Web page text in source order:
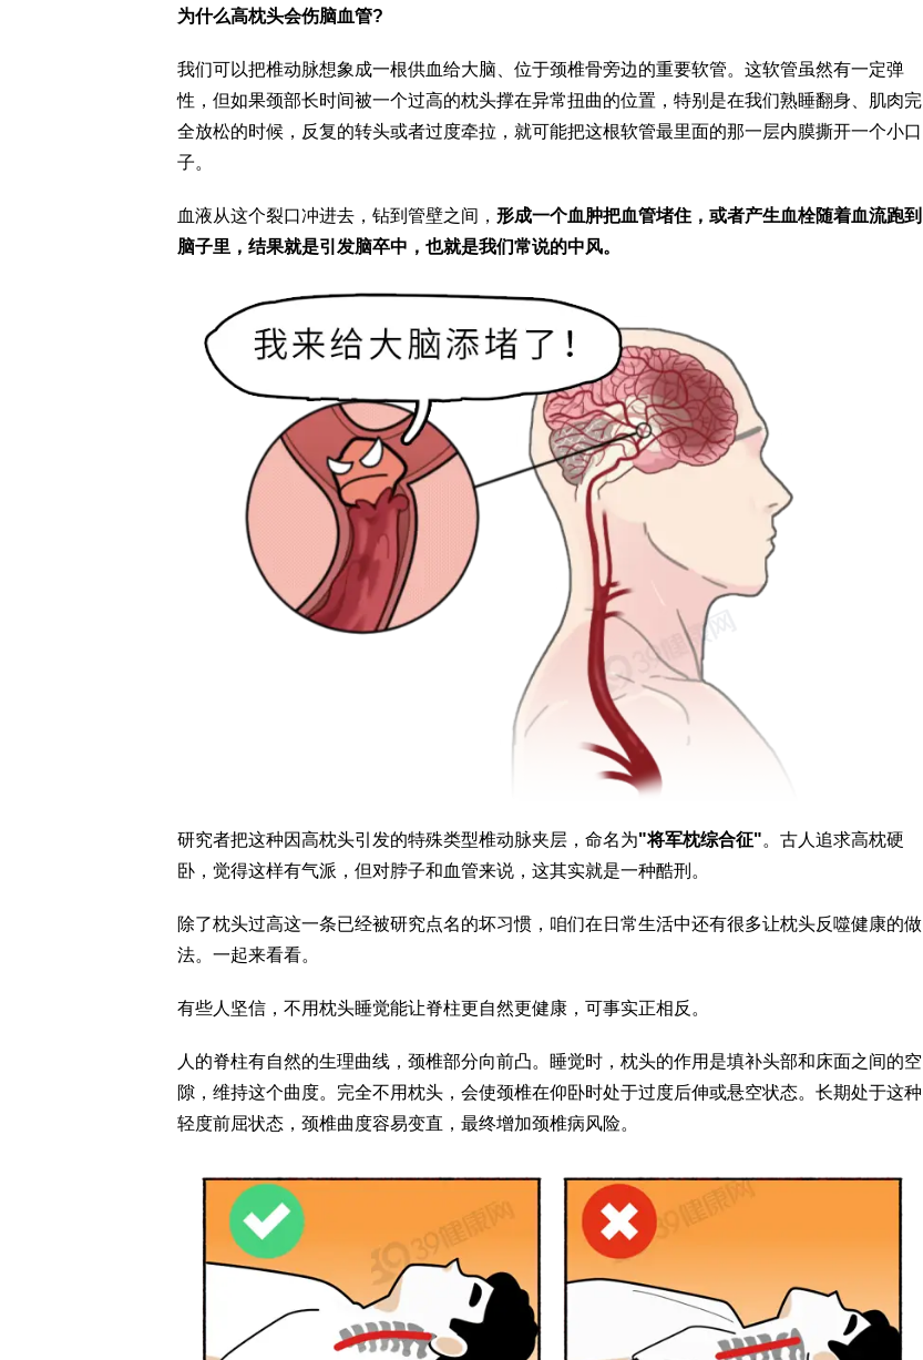
为什么高枕头会伤脑血管?
我们可以把椎动脉想象成一根供血给大脑、位于颈椎骨旁边的重要软管。这软管虽然有一定弹
性，但如果颈部长时间被一个过高的枕头撑在异常扭曲的位置，特别是在我们熟睡翻身、肌肉完
全放松的时候，反复的转头或者过度牵拉，就可能把这根软管最里面的那一层内膜撕开一个小口
子。
血液从这个裂口冲进去，钻到管壁之间， 形成一个血肿把血管堵住，或者产生血栓随着血流跑到
脑子里，结果就是引发脑卒中，也就是我们常说的中风。
研究者把这种因高枕头引发的特殊类型椎动脉夹层，命名为"将军枕综合征"。古人追求高枕硬
卧，觉得这样有气派，但对脖子和血管来说，这其实就是一种酷刑。
除了枕头过高这一条已经被研究点名的坏习惯，咱们在日常生活中还有很多让枕头反噬健康的做
法。一起来看看。
有些人坚信，不用枕头睡觉能让脊柱更自然更健康，可事实正相反。
人的脊柱有自然的生理曲线，颈椎部分向前凸。睡觉时，枕头的作用是填补头部和床面之间的空
隙，维持这个曲度。完全不用枕头，会使颈椎在仰卧时处于过度后伸或悬空状态。长期处于这种
轻度前屈状态，颈椎曲度容易变直，最终增加颈椎病风险。